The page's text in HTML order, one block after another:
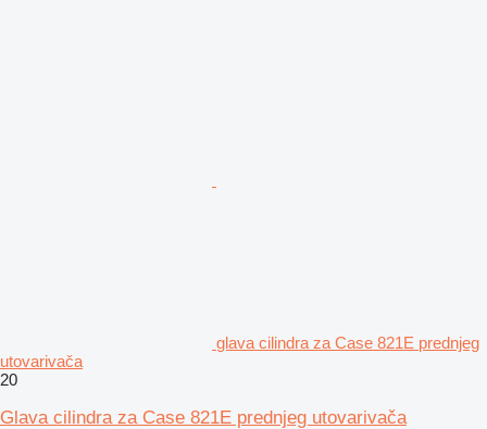
glava cilindra za Case 821E prednjeg
utovarivača
20
Glava cilindra za Case 821E prednjeg utovarivača